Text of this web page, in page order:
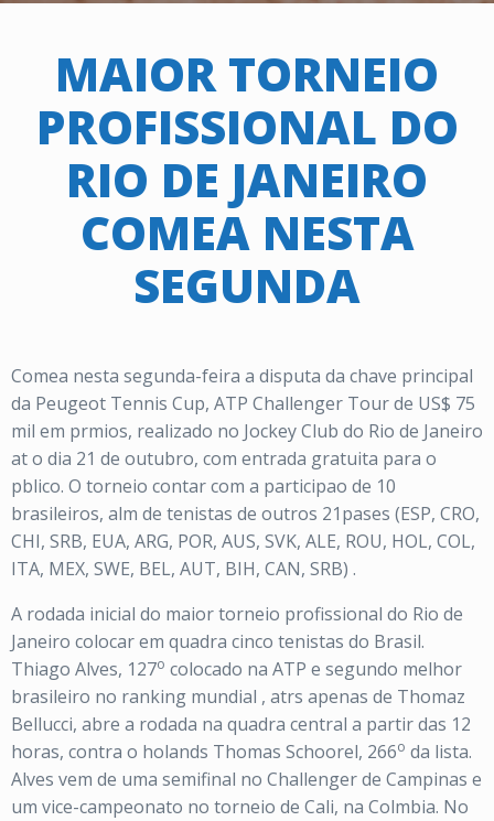
MAIOR TORNEIO
PROFISSIONAL DO
RIO DE JANEIRO
COMEA NESTA
SEGUNDA
Comea nesta segunda-feira a disputa da chave principal
da Peugeot Tennis Cup, ATP Challenger Tour de US$ 75
mil em prmios, realizado no Jockey Club do Rio de Janeiro
at o dia 21 de outubro, com entrada gratuita para o
pblico. O torneio contar com a participao de 10
brasileiros, alm de tenistas de outros 21pases (ESP, CRO,
CHI, SRB, EUA, ARG, POR, AUS, SVK, ALE, ROU, HOL, COL,
ITA, MEX, SWE, BEL, AUT, BIH, CAN, SRB) .
A rodada inicial do maior torneio profissional do Rio de
Janeiro colocar em quadra cinco tenistas do Brasil.
Thiago Alves, 127o colocado na ATP e segundo melhor
brasileiro no ranking mundial , atrs apenas de Thomaz
Bellucci, abre a rodada na quadra central a partir das 12
horas, contra o holands Thomas Schoorel, 266o da lista.
Alves vem de uma semifinal no Challenger de Campinas e
um vice-campeonato no torneio de Cali, na Colmbia. No